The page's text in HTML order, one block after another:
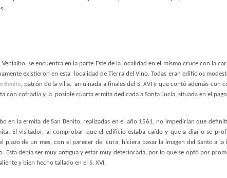
Venialbo, se encuentra en la parte Este de la localidad en el mismo cruce con la
existieron en esta
localidad de Tierra del Vino. Todas eran edificios
Benito, patrón de la villa, arruinada a finales del S. XVI y que contó además con
con cofradía y la posible cuarta ermita dedicada a Santa Lucía, situada en el
en la ermita de San Benito, realizadas en el año 1561, no impedirían que
El visitador, al comprobar que el edificio estaba caído y que a diario se
plazo de un mes, con el parecer del cura, hiciera pasar la imagen del Santo a
Esta debía ser muy antigua y estar muy deteriorada, por lo que se optó por
y bien hecho tallado en el S. XVI.